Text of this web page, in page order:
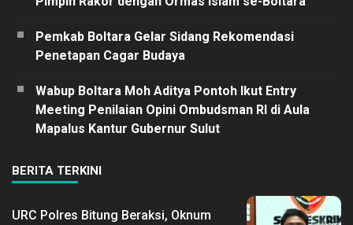
Pemkab Boltara Gelar Sidang Rekomendasi
Penetapan Cagar Budaya
Wabup Boltara Moh Aditya Pontoh Ikut Entry
Meeting Penilaian Opini Ombudsman RI di Aula
Mapalus Kantur Gubernur Sulut
BERITA TERKINI
URC Polres Bitung Beraksi, Oknum